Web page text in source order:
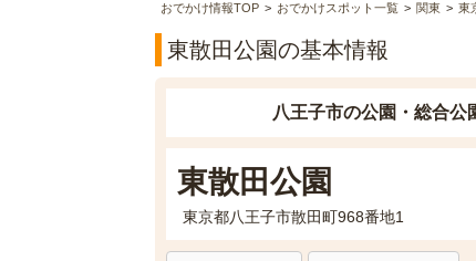
おでかけ情報TOP おでかけスポット一覧 関東 東
東散田公園の基本情報
八王子市の公園・総合公
東散田公園
東京都八王子市散田町968番地1